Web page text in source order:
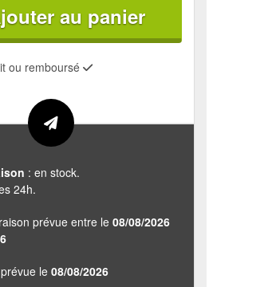
au panier
ou remboursé
: en stock.
24h.
prévue entre le 08/08/2026
le 08/08/2026